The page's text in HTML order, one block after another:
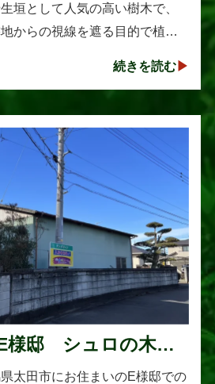
垣として人気の高い樹木で、
からの視線を遮る目的で植え
続きを読む
様邸 シュロの木の
太田市にお住まいのE様邸での